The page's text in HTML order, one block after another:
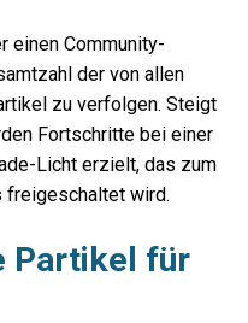
einen Community-
der von allen
zu verfolgen. Steigt
Fortschritte bei einer
Licht erzielt, das zum
freigeschaltet wird.
Partikel für